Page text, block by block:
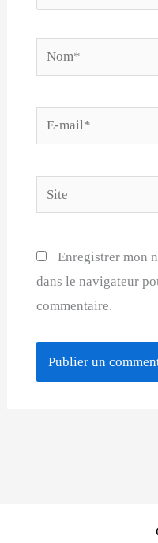
Nom*
E-
mail*
Site
Enregistrer mon
dans le navigateur
commentaire.